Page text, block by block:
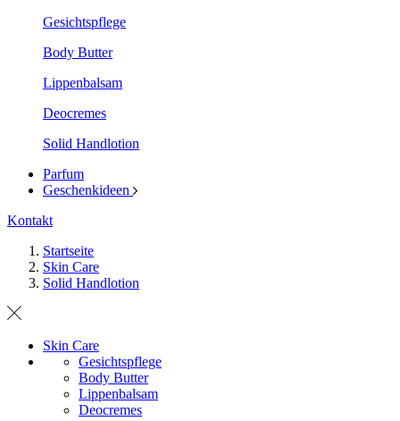
Gesichtspflege
Body Butter
Lippenbalsam
Deocremes
Solid Handlotion
Parfum
Geschenkideen
Kontakt
Startseite
Skin Care
Solid Handlotion
Skin Care
Gesichtspflege
Body Butter
Lippenbalsam
Deocremes